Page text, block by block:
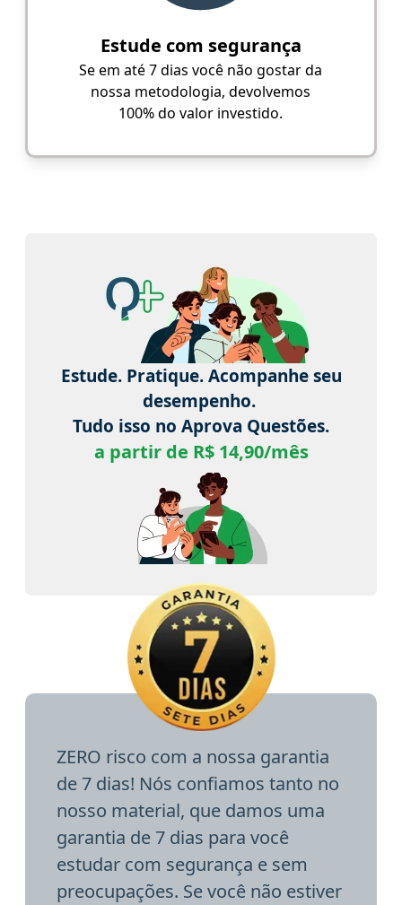
Estude com segurança
Se em até 7 dias você não gostar da
nossa metodologia, devolvemos
100% do valor investido.
Estude. Pratique. Acompanhe seu
desempenho.
Tudo isso no Aprova Questões.
a partir de R$ 14,90/mês
ZERO risco com a nossa garantia
de 7 dias! Nós confiamos tanto no
nosso material, que damos uma
garantia de 7 dias para você
estudar com segurança e sem
preocupações. Se você não estiver